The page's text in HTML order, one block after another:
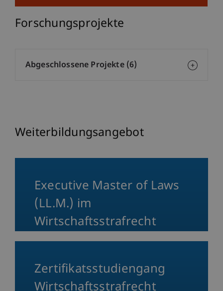
Forschungsprojekte
Abgeschlossene Projekte (6)
Weiterbildungsangebot
Executive Master of Laws
(LL.M.) im
Wirtschaftsstrafrecht
Zertifikatsstudiengang
Wirtschaftsstrafrecht